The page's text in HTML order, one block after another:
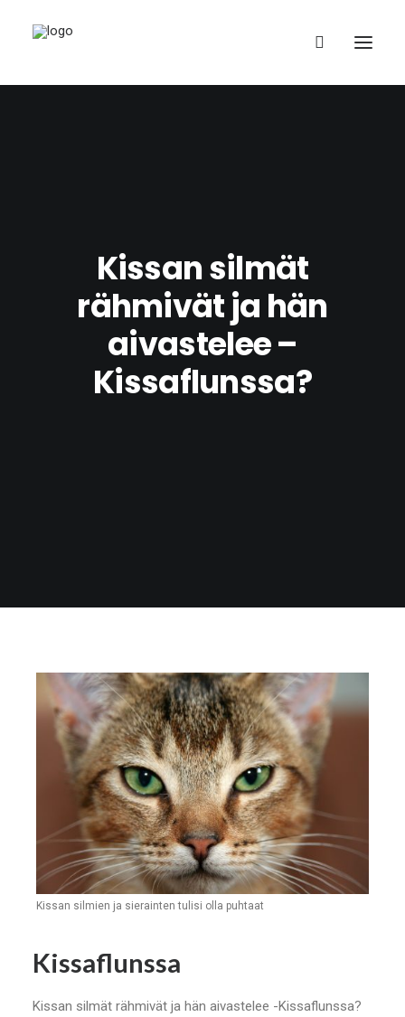
Kissan silmät
rähmivät ja hän
aivastelee –
Kissaflunssa?
Kissan silmien ja sierainten tulisi olla puhtaat
Kissaflunssa
Kissan silmät rähmivät ja hän aivastelee -Kissaflunssa?